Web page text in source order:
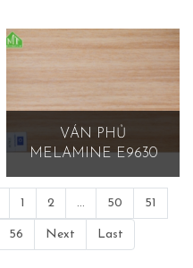
VÁN PHỦ
MELAMINE E9630
1 2 ... 50 51
56 Next Last